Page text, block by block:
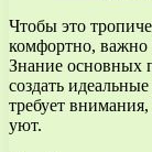
Чтобы это
комфортно, важно
Знание основных
создать
требует
уют.